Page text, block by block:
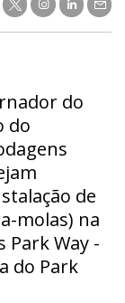
do
do
de
molas) na
Park Way -
do Park